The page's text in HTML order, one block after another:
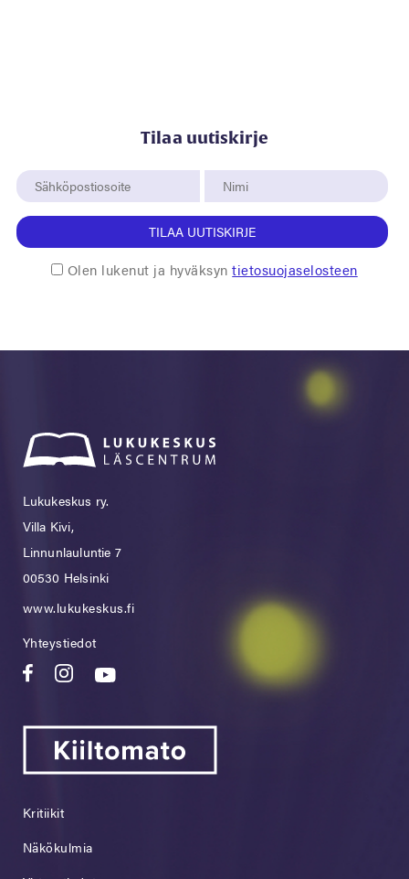
Tilaa uutiskirje
TILAA UUTISKIRJE
Olen lukenut ja hyväksyntietosuojaselosteen
Lukukeskus ry.
Villa Kivi,
Linnunlauluntie 7
00530 Helsinki
www.lukukeskus.fi
Yhteystiedot
Kritiikit
Näkökulmia